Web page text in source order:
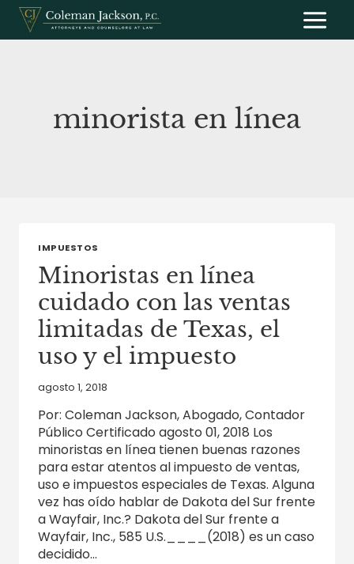
Saltar
contenido
minorista en línea
IMPUESTOS
Minoristas en línea
cuidado con las ventas
limitadas de Texas, el
uso y el impuesto
agosto 1, 2018
Por: Coleman Jackson, Abogado, Contador
Público Certificado agosto 01, 2018 Los
minoristas en línea tienen buenas razones
para estar atentos al impuesto de ventas,
uso e impuestos especiales de Texas. Alguna
vez has oído hablar de Dakota del Sur frente
a Wayfair, Inc.? Dakota del Sur frente a
Wayfair, Inc., 585 U.S.____(2018) es un caso
decidido…